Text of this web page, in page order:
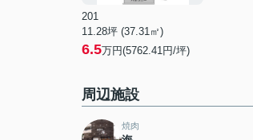
201
11.28坪 (37.31㎡)
6.5万円(5762.41円/坪)
周辺施設
焼肉